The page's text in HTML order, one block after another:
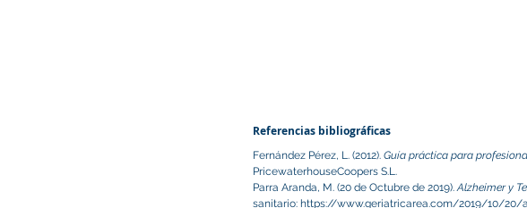
Referencias bibliográficas
Fernández Pérez, L. (2012). Guía práctica para
PricewaterhouseCoopers S.L.
Parra Aranda, M. (20 de Octubre de 2019). Alzheimer y
sanitario: https://www.geriatricarea.com/2019/10/